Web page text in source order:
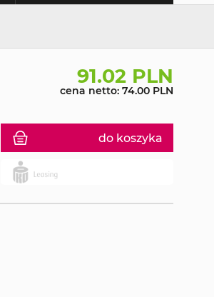
91.02 PLN
cena netto: 74.00 PLN
do koszyka